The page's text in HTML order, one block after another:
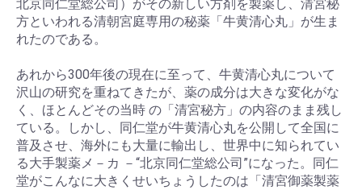
北京同仁堂総公司）がその新しい方剤を製薬し、清宮秘
方といわれる清朝宮庭専用の秘薬「牛黄清心丸」が生ま
れたのである。
あれから300年後の現在に至って、牛黄清心丸について
沢山の研究を重ねてきたが、薬の成分は大きな変化がな
く、ほとんどその当時 の「清宮秘方」の内容のまま残し
ている。しかし、同仁堂が牛黄清心丸を公開して全国に
普及させ、海外にも大量に輸出し、世界中に知られてい
る大手製薬メ－カ －“北京同仁堂総公司”になった。同仁
堂がこんなに大きくせいちょうしたのは「清宮御薬製薬